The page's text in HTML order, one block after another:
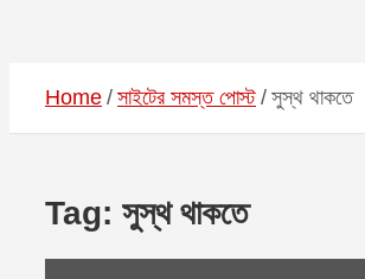
Home সাইটের সমস্ত পোস্ট সুস্থ থাকতে
Tag: সুস্থ থাকতে